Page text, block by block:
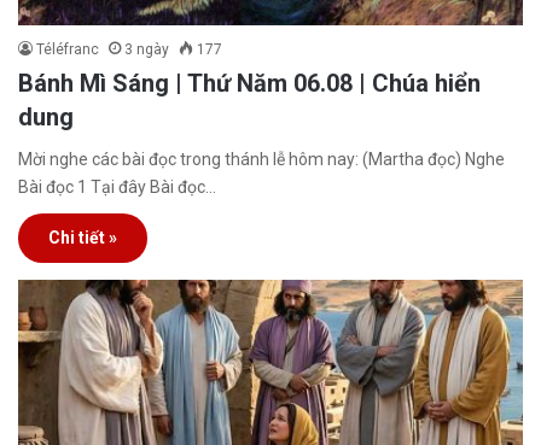
Téléfranc 3 ngày 177
Bánh Mì Sáng | Thứ Năm 06.08 | Chúa hiển
dung
Mời nghe các bài đọc trong thánh lễ hôm nay: (Martha đọc) Nghe
Bài đọc 1 Tại đây Bài đọc…
Chi tiết »